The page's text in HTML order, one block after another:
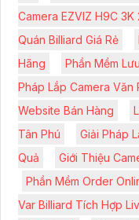
Camera EZVIZ H9C 3K
Quán Billiard Giá Rẻ
Hãng
Phần Mềm
Pháp Lắp Camera Văn
Website Bán Hàng
Tân Phú
Giải Pháp
Quả
Giới Thiệu
Phần Mềm Order
Var Billiard Tích Hợp